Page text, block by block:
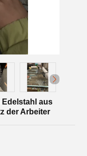
Edelstahl aus
der Arbeiter